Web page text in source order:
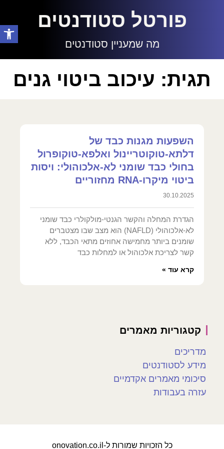
פתח
פורטל סטודנטים
מה שמעניין סטודנטים
תגית: עיכוב ביטוי גנים
השפעות מגנות כבד של
דלתא-טוקוטריינול ואלפא-טוקופרול
בחולי כבד שומני לא-אלכוהולי: ויסות
ביטוי מיקרו-RNA מחזוריים
30.10.2025
הגדרת המחלה והקשר הגנטי-מולקולרי כבד שומני
לא-אלכוהולי (NAFLD) הוא מצב שבו מצטברים
שומנים ביותר מחמישה אחוזים מתאי הכבד, ללא
קשר לצריכת אלכוהול או למחלות כבד
קרא עוד »
קטגוריות מאמרים
מדריכים
מידע לסטודנטים
סיכומי מאמרים אקדמיים
עזרה בעבודות
כל הזכויות שמורות ל-onovation.co.il